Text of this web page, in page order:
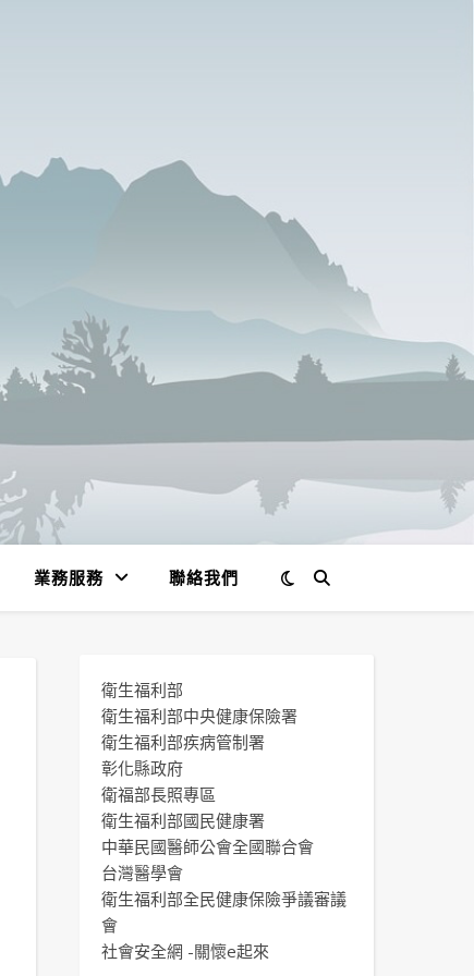
業務服務 聯絡我們
衛生福利部
衛生福利部中央健康保險署
衛生福利部疾病管制署
彰化縣政府
衛福部長照專區
衛生福利部國民健康署
中華民國醫師公會全國聯合會
台灣醫學會
衛生福利部全民健康保險爭議審議
會
社會安全網 -關懷e起來